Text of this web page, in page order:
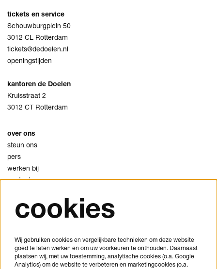
tickets en service
Schouwburgplein 50
3012 CL Rotterdam
tickets@dedoelen.nl
openingstijden
kantoren de Doelen
Kruisstraat 2
3012 CT Rotterdam
over ons
steun ons
pers
werken bij
contact
privacy
cookies
je bezoek plannen
veelgestelde vragen
cookies
Wij gebruiken cookies en vergelijkbare technieken om deze website
goed te laten werken en om uw voorkeuren te onthouden. Daarnaast
plaatsen wij, met uw toestemming, analytische cookies (o.a. Google
Analytics) om de website te verbeteren en marketingcookies (o.a.